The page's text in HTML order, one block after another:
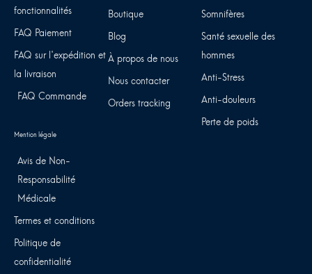
fonctionnalités
FAQ Paiement
FAQ sur l'expédition et
la livraison
FAQ Commande
Boutique
Blog
À propos de nous
Nous contacter
Orders tracking
Somnifères
Santé sexuelle des
hommes
Anti-Stress
Anti-douleurs
Perte de poids
Avis de Non-
Responsabilité
Médicale
Termes et conditions
Politique de
confidentialité